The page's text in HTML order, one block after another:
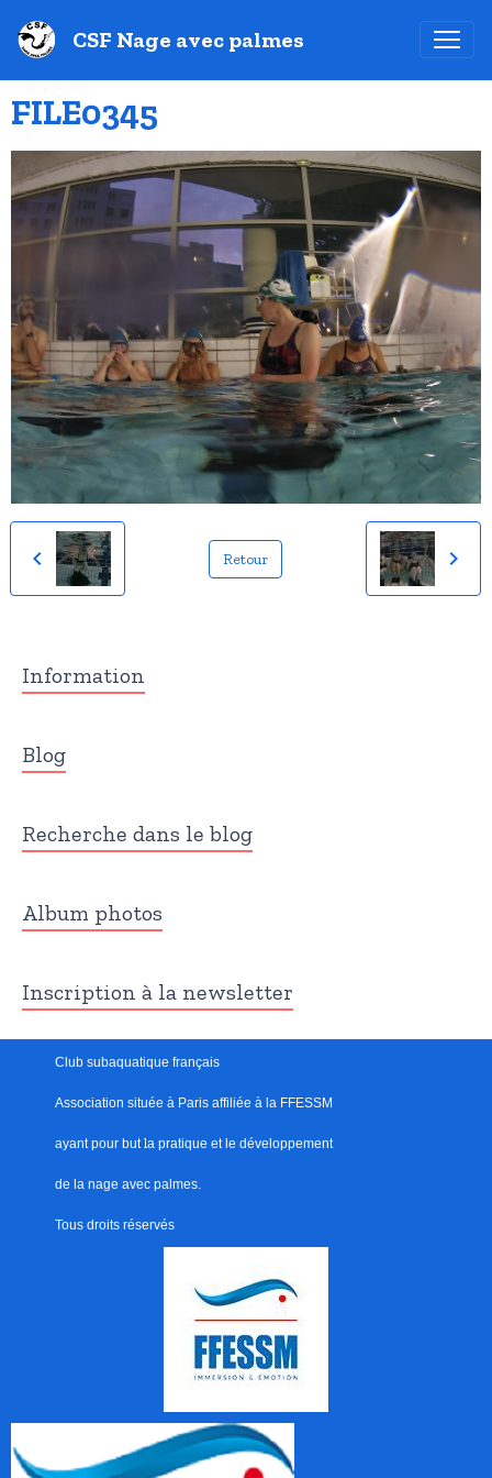
CSF Nage avec palmes
FILE0345
Retour
Information
Blog
Recherche dans le blog
Album photos
Inscription à la newsletter
Club subaquatique français
Association située à Paris affiliée à la FFESSM
ayant pour but la pratique et le développement
de la nage avec palmes.
Tous droits réservés